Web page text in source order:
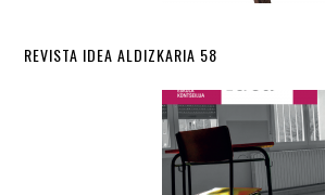
REVISTA IDEA ALDIZKARIA 58